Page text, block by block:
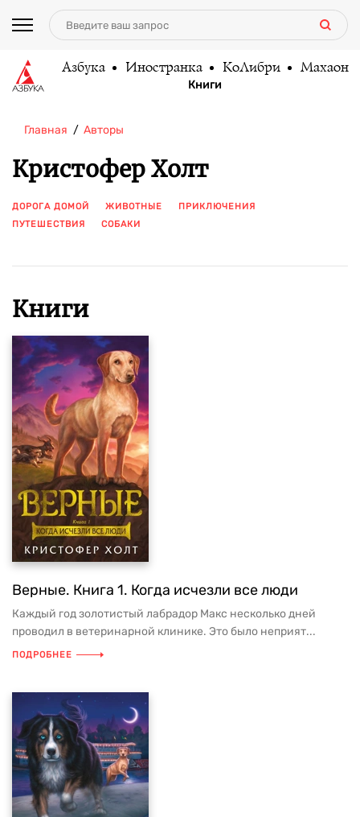
Азбука Иностранка КоЛибри Махаон
Книги
Главная Авторы
Кристофер Холт
ДОРОГА ДОМОЙ ЖИВОТНЫЕ
ПРИКЛЮЧЕНИЯ
ПУТЕШЕСТВИЯ
СОБАКИ
Книги
Верные. Книга 1. Когда исчезли все люди
Каждый год золотистый лабрадор Макс несколько дней
проводил в ветеринарной клинике. Это было неприят...
ПОДРОБНЕЕ